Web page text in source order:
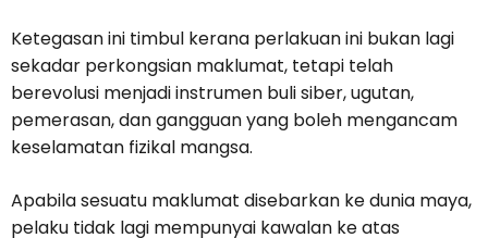
Ketegasan ini timbul kerana perlakuan ini bukan lagi
sekadar perkongsian maklumat, tetapi telah
berevolusi menjadi instrumen buli siber, ugutan,
pemerasan, dan gangguan yang boleh mengancam
keselamatan fizikal mangsa.
Apabila sesuatu maklumat disebarkan ke dunia maya,
pelaku tidak lagi mempunyai kawalan ke atas